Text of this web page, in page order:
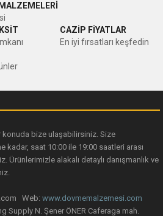
ederiz.
veya görüntülenemiyor.
bilgiler bulunuyor.
Gönder
CAZİP FİYATLAR
En iyi fırsatları keşfedin
konuda bize ulaşabilirsiniz. Size
kadar, saat 10:00 ile 19:00 saatleri arası
alakalı detaylı danışmanlık ve
Web: www.dovmemalzemesi.com
Supply N. Şener ÖNER Caferaga mah.